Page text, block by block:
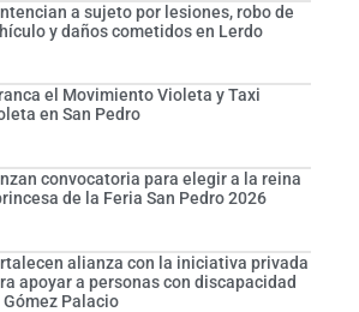
a sujeto por lesiones, robo de
y daños cometidos en Lerdo
el Movimiento Violeta y Taxi
en San Pedro
convocatoria para elegir a la reina
de la Feria San Pedro 2026
alianza con la iniciativa privada
apoyar a personas con discapacidad
Gómez Palacio